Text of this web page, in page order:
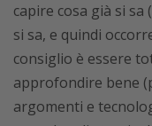
capire cosa già si sa
si sa, e quindi
consiglio è essere
approfondire bene
argomenti e